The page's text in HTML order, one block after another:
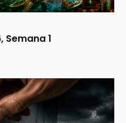
Semana 1